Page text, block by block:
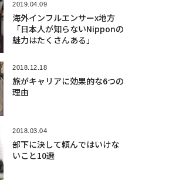
2019.04.09
海外インフルエンサーx地方
「日本人が知らないNipponの
魅力はたくさんある」
2018.12.18
旅がキャリアに効果的な6つの
理由
2018.03.04
部下に決して頼んではいけな
いこと10選